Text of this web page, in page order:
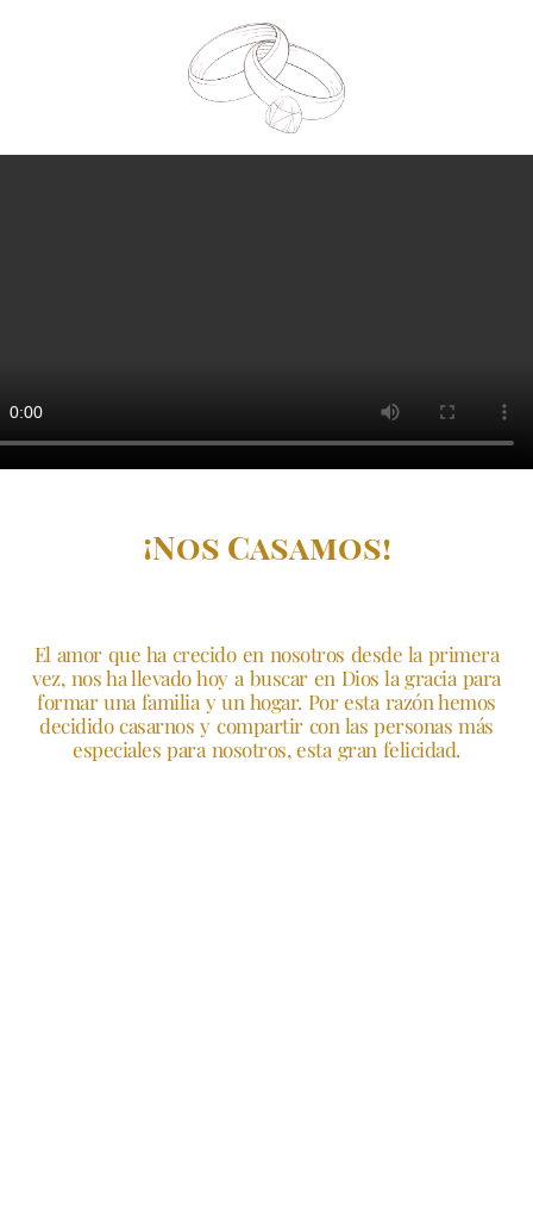
¡Nos Casamos!
El amor que ha crecido en nosotros desde la primera
vez, nos ha llevado hoy a buscar en Dios la gracia para
formar una familia y un hogar. Por esta razón hemos
decidido casarnos y compartir con las personas más
especiales para nosotros, esta gran felicidad.